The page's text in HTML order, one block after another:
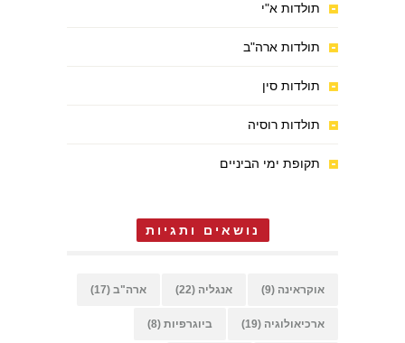
תולדות א"י
תולדות ארה"ב
תולדות סין
תולדות רוסיה
תקופת ימי הביניים
נושאים ותגיות
אוקראינה (9) אנגליה (22) ארה"ב (17)
ארכיאולוגיה (19) ביוגרפיות (8)